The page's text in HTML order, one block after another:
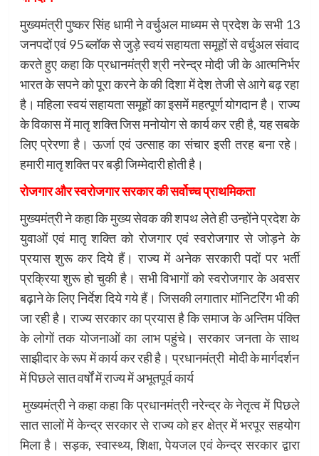
मुख्यमंत्री पुष्कर सिंह धामी ने वर्चुअल माध्यम से प्रदेश के सभी 13
जनपदों एवं 95 ब्लॉक से जुड़े स्वयं सहायता समूहों से वर्चुअल संवाद
करते हुए कहा कि प्रधानमंत्री श्री नरेन्द्र मोदी जी के आत्मनिर्भर
भारत के सपने को पूरा करने के की दिशा में देश तेजी से आगे बढ़ रहा
है। महिला स्वयं सहायता समूहों का इसमें महत्पूर्ण योगदान है। राज्य
के विकास में मातृ शक्ति जिस मनोयोग से कार्य कर रही है, यह सबके
लिए प्रेरणा है। ऊर्जा एवं उत्साह का संचार इसी तरह बना रहे।
हमारी मातृ शक्ति पर बड़ी जिम्मेदारी होती है।
रोजगार और स्वरोजगार सरकार की सर्वोच्च प्राथमिकता
मुख्यमंत्री ने कहा कि मुख्य सेवक की शपथ लेते ही उन्होंने प्रदेश के
युवाओं एवं मातृ शक्ति को रोजगार एवं स्वरोजगार से जोड़ने के
प्रयास शुरू कर दिये हैं। राज्य में अनेक सरकारी पदों पर भर्ती
प्रक्रिया शुरू हो चुकी है। सभी विभागों को स्वरोजगार के अवसर
बढ़ाने के लिए निर्देश दिये गये हैं। जिसकी लगातार मॉनिटरिंग भी की
जा रही है। राज्य सरकार का प्रयास है कि समाज के अन्तिम पंक्ति
के लोगों तक योजनाओं का लाभ पहुंचे। सरकार जनता के साथ
साझीदार के रूप में कार्य कर रही है। प्रधानमंत्री मोदी के मार्गदर्शन
में पिछले सात वर्षों में राज्य में अभूतपूर्व कार्य
मुख्यमंत्री ने कहा कहा कि प्रधानमंत्री नरेन्द्र के नेतृत्व में पिछले
सात सालों में केन्द्र सरकार से राज्य को हर क्षेत्र में भरपूर सहयोग
मिला है। सड़क, स्वास्थ्य, शिक्षा, पेयजल एवं केन्द्र सरकार द्वारा